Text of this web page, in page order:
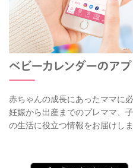
赤ちゃんの成長にあったママに
妊娠から出産までのプレママ、
の生活に役立つ情報をお届けしま